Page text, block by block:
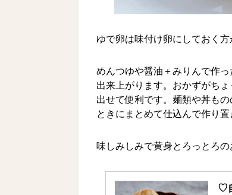
ゆで卵は味付け卵にしておく
めんつゆや醤油＋みりんで作
出来上がります。おかずがち
出せて便利です。麺類や丼も
ときにまとめて仕込んで作り
味しみしみで黄身とろっとろ
♡